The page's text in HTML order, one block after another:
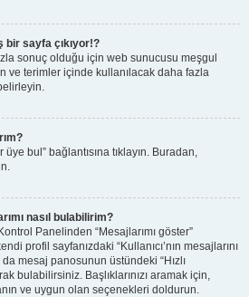
bir sayfa çıkıyor!?
sonuç olduğu için web sunucusu meşgul
ve terimler içinde kullanılacak daha fazla
üye bul” bağlantısına tıklayın. Buradan,
nasıl bulabilirim?
Panelinden “Mesajlarımı göster”
profil sayfanızdaki “Kullanıcı’nın mesajlarını
da mesaj panosunun üstündeki “Hızlı
bulabilirsiniz. Başlıklarınızı aramak için,
ve uygun olan seçenekleri doldurun.